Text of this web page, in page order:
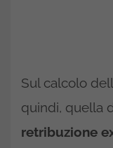
Sul calcolo
quindi, quella
retribuzione